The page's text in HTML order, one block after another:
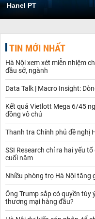
Hanel PT
TIN MỚI NHẤT
Hà Nội xem xét miễn nhiệm
đầu sở, ngành
Data Talk | Macro Insight:
Kết quả Vietlott Mega 6/45
đồng vô chủ
Thanh tra Chính phủ đề nghị
SSI Research chỉ ra hai yếu
cuối năm
Nhiều phòng trọ Hà Nội tăng
Ông Trump sắp có quyền tùy
thương mại hàng đầu?